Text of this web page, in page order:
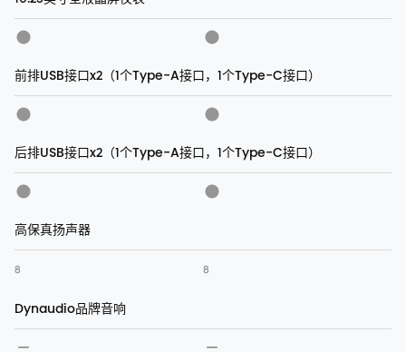
前排USB接口x2（1个Type-A接口，1个Type-C接口）
后排USB接口x2（1个Type-A接口，1个Type-C接口）
高保真扬声器
8 8
Dynaudio品牌音响